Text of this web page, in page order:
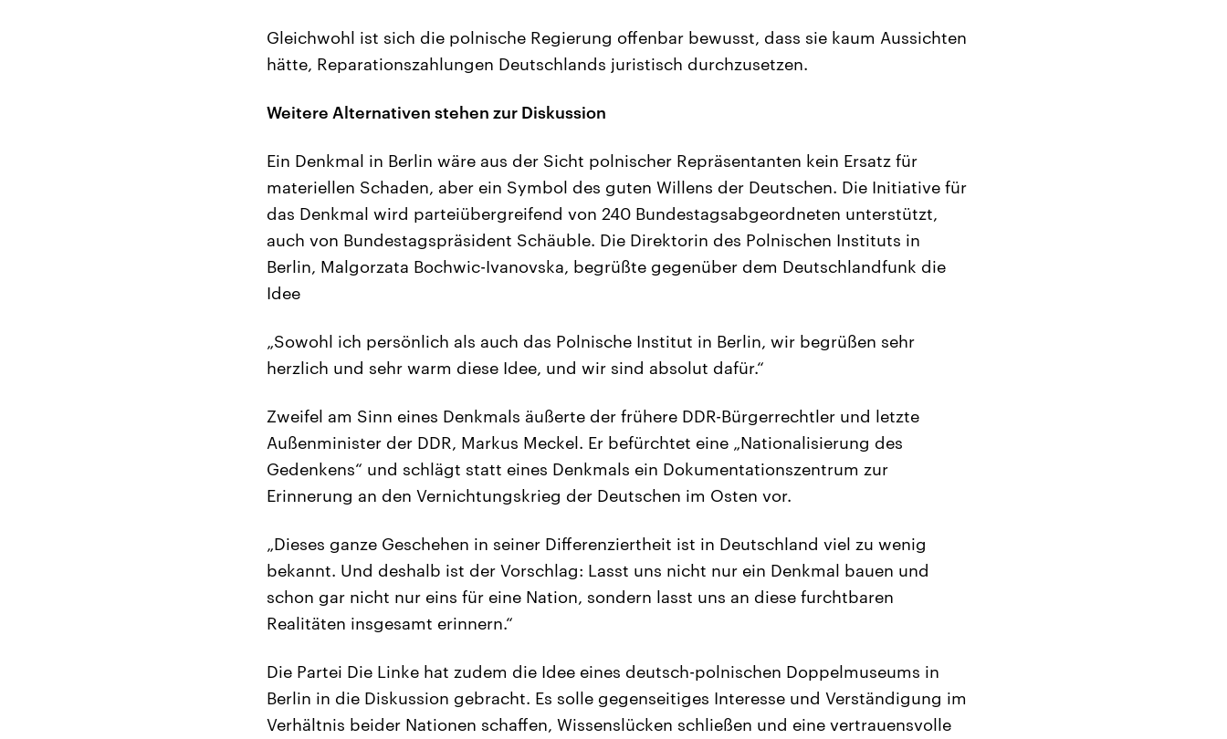
Gleichwohl ist sich die polnische Regierung offenbar bewusst, dass sie kaum Aussichten
hätte, Reparationszahlungen Deutschlands juristisch durchzusetzen.
Weitere Alternativen stehen zur Diskussion
Ein Denkmal in Berlin wäre aus der Sicht polnischer Repräsentanten kein Ersatz für
materiellen Schaden, aber ein Symbol des guten Willens der Deutschen. Die Initiative für
das Denkmal wird parteiübergreifend von 240 Bundestagsabgeordneten unterstützt,
auch von Bundestagspräsident Schäuble. Die Direktorin des Polnischen Instituts in
Berlin, Malgorzata Bochwic-Ivanovska, begrüßte gegenüber dem Deutschlandfunk die
Idee
„Sowohl ich persönlich als auch das Polnische Institut in Berlin, wir begrüßen sehr
herzlich und sehr warm diese Idee, und wir sind absolut dafür.“
Zweifel am Sinn eines Denkmals äußerte der frühere DDR-Bürgerrechtler und letzte
Außenminister der DDR, Markus Meckel. Er befürchtet eine „Nationalisierung des
Gedenkens“ und schlägt statt eines Denkmals ein Dokumentationszentrum zur
Erinnerung an den Vernichtungskrieg der Deutschen im Osten vor.
„Dieses ganze Geschehen in seiner Differenziertheit ist in Deutschland viel zu wenig
bekannt. Und deshalb ist der Vorschlag: Lasst uns nicht nur ein Denkmal bauen und
schon gar nicht nur eins für eine Nation, sondern lasst uns an diese furchtbaren
Realitäten insgesamt erinnern.“
Die Partei Die Linke hat zudem die Idee eines deutsch-polnischen Doppelmuseums in
Berlin in die Diskussion gebracht. Es solle gegenseitiges Interesse und Verständigung im
Verhältnis beider Nationen schaffen, Wissenslücken schließen und eine vertrauensvolle